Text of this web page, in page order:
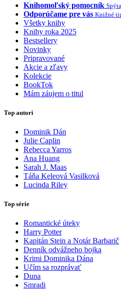
Knihomoľský pomocník
Odporúčame pre vás Knižné
Všetky knihy
Knihy roka 2025
Bestsellery
Novinky
Pripravované
Akcie a zľavy
Kolekcie
BookTok
Mám záujem o titul
Top autori
Dominik Dán
Julie Caplin
Rebecca Yarros
Ana Huang
Sarah J. Maas
Táňa Keleová Vasilková
Lucinda Riley
Top série
Romantické úteky
Harry Potter
Kapitán Stein a Notár Barbarič
Denník odvážneho bojka
Krimi Dominika Dána
Učím sa rozprávať
Duna
Smradi